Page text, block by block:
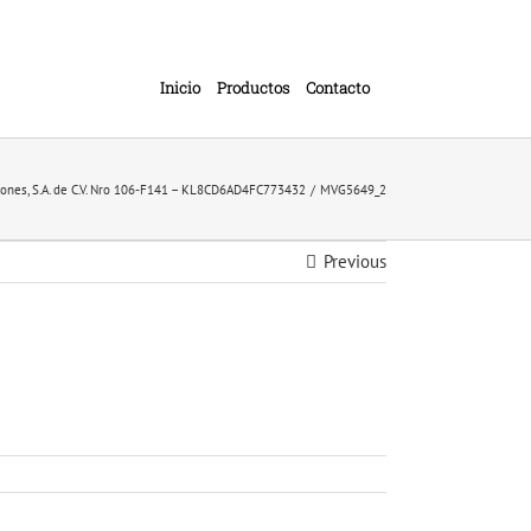
Inicio Productos Contacto
S.A. de C.V. Nro 106-F141 – KL8CD6AD4FC773432 MVG5649_2
Previous